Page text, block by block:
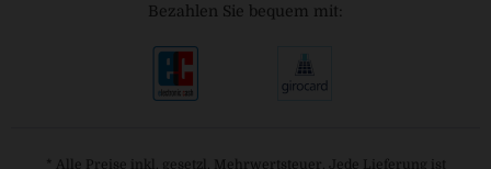
Bezahlen Sie bequem mit:
* Alle Preise inkl. gesetzl. Mehrwertsteuer. Jede Lieferung ist